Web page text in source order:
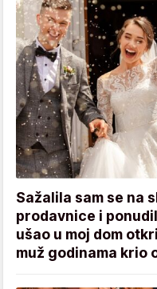
Sažalila sam se na
prodavnice i
ušao u moj dom
muž godinama krio